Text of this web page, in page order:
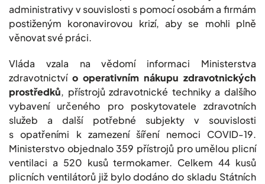
administrativy v souvislosti s pomocí osobám a firmám
postiženým koronavirovou krizí, aby se mohli plně
věnovat své práci.
Vláda vzala na vědomí informaci Ministerstva
zdravotnictví o operativním nákupu zdravotnických
prostředků, přístrojů zdravotnické techniky a dalšího
vybavení určeného pro poskytovatele zdravotních
služeb a další potřebné subjekty v souvislosti
s opatřeními k zamezení šíření nemoci COVID-19.
Ministerstvo objednalo 359 přístrojů pro umělou plicní
ventilaci a 520 kusů termokamer. Celkem 44 kusů
plicních ventilátorů již bylo dodáno do skladu Státních